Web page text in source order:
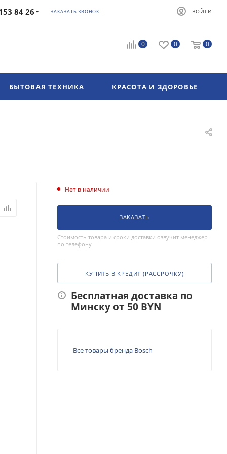
84 26 ЗАКАЗАТЬ ЗВОНОК ВОЙТИ
0 0 0
БЫТОВАЯ ТЕХНИКА КРАСОТА И ЗДОРОВЬЕ
Нет в наличии
ЗАКАЗАТЬ
Стоимость товара и сроки доставки озвучит менеджер
по телефону
КУПИТЬ В КРЕДИТ (РАССРОЧКУ)
Бесплатная доставка по
Минску от 50 BYN
Все товары бренда Bosch